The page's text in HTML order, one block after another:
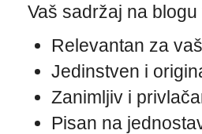
Vaš sadržaj na
Relevantan za
Jedinstven i
Zanimljiv i
Pisan na